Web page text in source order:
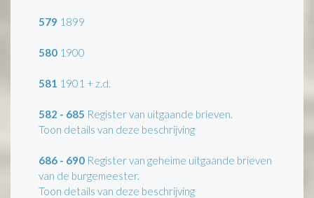
579 1899
580 1900
581 1901 + z.d.
582 - 685 Register van uitgaande brieven.
Toon details van deze beschrijving
686 - 690 Register van geheime uitgaande brieven
van de burgemeester.
Toon details van deze beschrijving